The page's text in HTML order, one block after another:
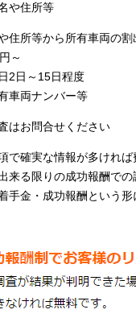
や住所等
住所等から所有車両の割
～
2日～15日程度
車両ナンバー等
はお問合せください
で確実な情報が多けれ
来る限りの成功報酬で
手金・成功報酬という